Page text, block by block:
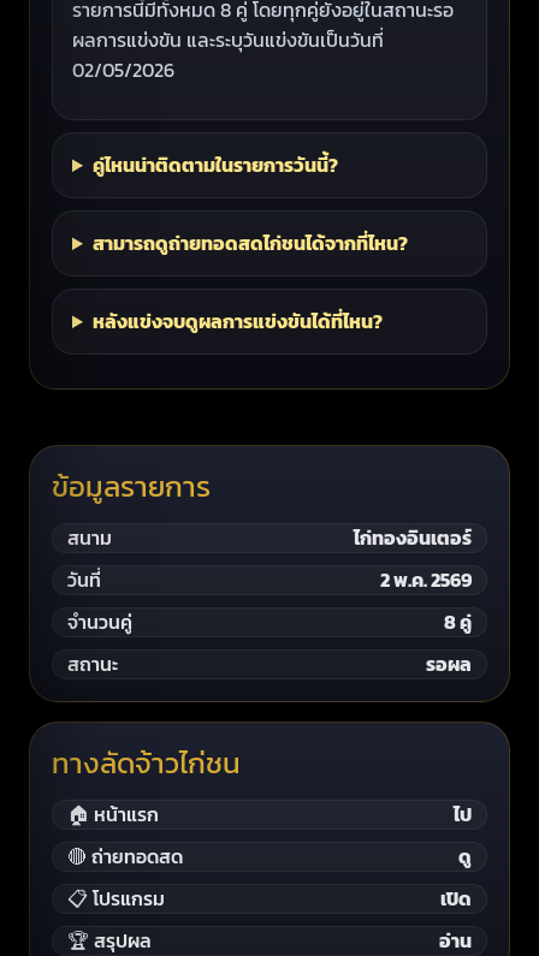
รายการนี้มีทั้งหมด 8 คู่ โดยทุกคู่ยังอยู่ในสถานะรอ
ผลการแข่งขัน และระบุวันแข่งขันเป็นวันที่
02/05/2026
คู่ไหนน่าติดตามในรายการวันนี้?
สามารถดูถ่ายทอดสดไก่ชนได้จากที่ไหน?
หลังแข่งจบดูผลการแข่งขันได้ที่ไหน?
ข้อมูลรายการ
สนาม
ไก่ทองอินเตอร์
วันที่
2 พ.ค. 2569
จำนวนคู่
8 คู่
สถานะ
รอผล
ทางลัดจ้าวไก่ชน
🏠 หน้าแรก
ไป
🔴 ถ่ายทอดสด
ดู
📋 โปรแกรม
เปิด
🏆 สรุปผล
อ่าน